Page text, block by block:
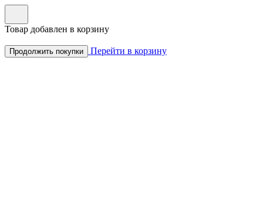
Товар добавлен в корзину
Продолжить покупки Перейти в корзину